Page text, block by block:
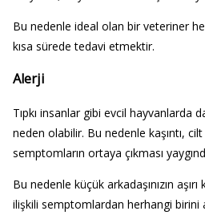
Bu nedenle ideal olan bir veteriner
kısa sürede tedavi etmektir.
Alerji
Tıpkı insanlar gibi evcil hayvanlarda
neden olabilir. Bu nedenle kaşıntı, cilt
semptomların ortaya çıkması
Bu nedenle küçük arkadaşınızın
ilişkili semptomlardan herhangi birini